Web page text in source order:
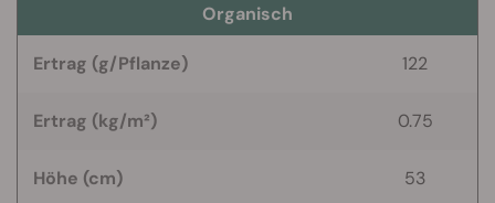
Organisch
Ertrag (g/Pflanze) 122
Ertrag (kg/m²) 0.75
Höhe (cm) 53